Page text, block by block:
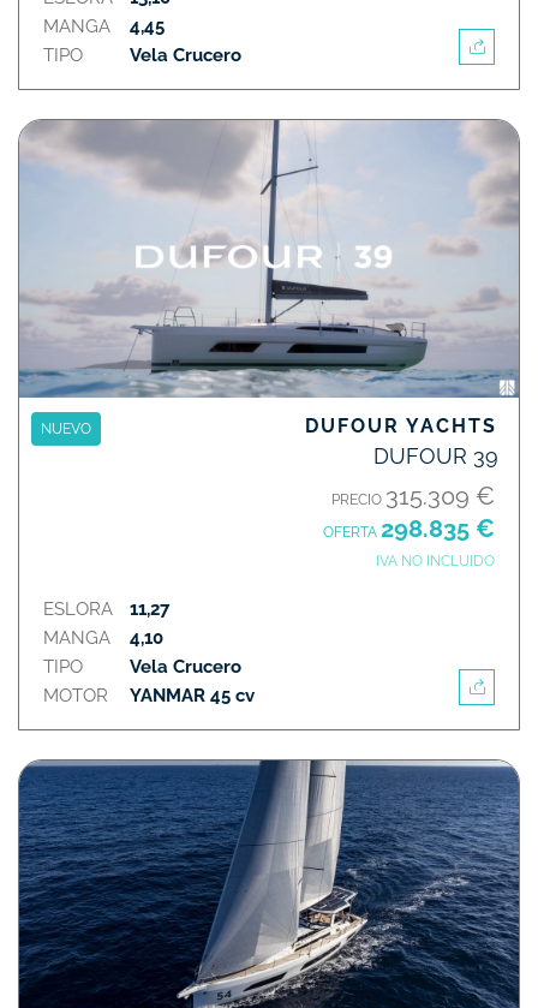
MANGA
TIPO
4,45
Vela Crucero
NUEVO DUFOUR YACHTS
DUFOUR 39
PRECIO 315.309 €
OFERTA 298.835 €
IVA NO INCLUIDO
ESLORA
MANGA
TIPO
MOTOR
11,27
4,10
Vela Crucero
YANMAR 45 cv